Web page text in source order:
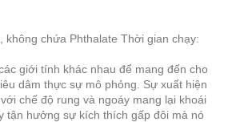
không chứa Phthalate Thời gian chạy:
giới tính khác nhau để mang đến cho
dâm thực sự mô phỏng. Sự xuất hiện
chế độ rung và ngoáy mang lại khoái
tận hưởng sự kích thích gấp đôi mà nó